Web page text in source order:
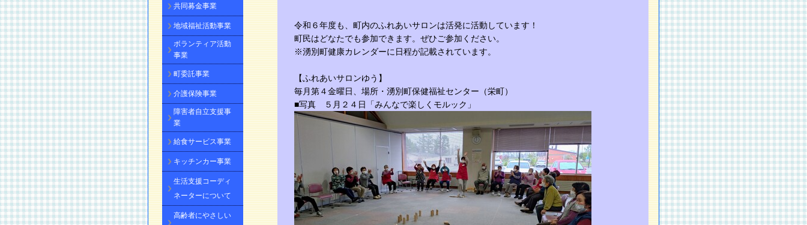
令和６年度も、町内のふれあいサロンは活発に活動しています！
町民はどなたでも参加できます。ぜひご参加ください。
※湧別町健康カレンダーに日程が記載されています。
【ふれあいサロンゆう】
毎月第４金曜日、場所・湧別町保健福祉センター（栄町）
■写真 ５月２４日「みんなで楽しくモルック」
共同募金事業
地域福祉活動事業
ボランティア活動
事業
町委託事業
介護保険事業
障害者自立支援事
業
給食サービス事業
キッチンカー事業
生活支援コーディ
ネーターについて
高齢者にやさしい